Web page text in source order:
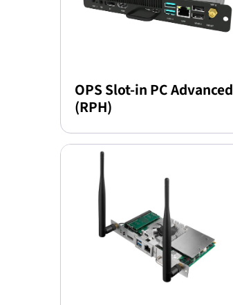
OPS Slot-in PC Advanced
(RPH)